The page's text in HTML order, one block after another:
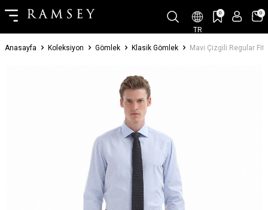
TR
0 0
Anasayfa Koleksiyon Gömlek Klasik Gömlek Mavi Çizgili Regular Fit